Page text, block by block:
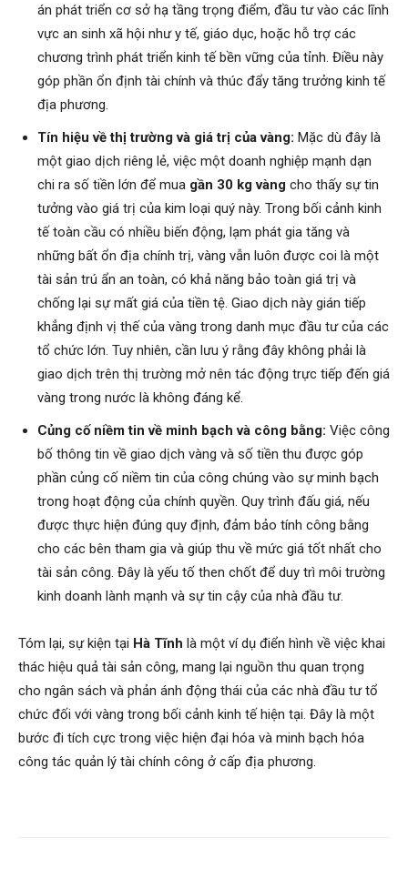
án phát triển cơ sở hạ tầng trọng điểm, đầu tư vào các lĩnh
vực an sinh xã hội như y tế, giáo dục, hoặc hỗ trợ các
chương trình phát triển kinh tế bền vững của tỉnh. Điều này
góp phần ổn định tài chính và thúc đẩy tăng trưởng kinh tế
địa phương.
Tín hiệu về thị trường và giá trị của vàng: Mặc dù đây là
một giao dịch riêng lẻ, việc một doanh nghiệp mạnh dạn
chi ra số tiền lớn để mua gần 30 kg vàng cho thấy sự tin
tưởng vào giá trị của kim loại quý này. Trong bối cảnh kinh
tế toàn cầu có nhiều biến động, lạm phát gia tăng và
những bất ổn địa chính trị, vàng vẫn luôn được coi là một
tài sản trú ẩn an toàn, có khả năng bảo toàn giá trị và
chống lại sự mất giá của tiền tệ. Giao dịch này gián tiếp
khẳng định vị thế của vàng trong danh mục đầu tư của các
tổ chức lớn. Tuy nhiên, cần lưu ý rằng đây không phải là
giao dịch trên thị trường mở nên tác động trực tiếp đến giá
vàng trong nước là không đáng kể.
Củng cố niềm tin về minh bạch và công bằng: Việc công
bố thông tin về giao dịch vàng và số tiền thu được góp
phần củng cố niềm tin của công chúng vào sự minh bạch
trong hoạt động của chính quyền. Quy trình đấu giá, nếu
được thực hiện đúng quy định, đảm bảo tính công bằng
cho các bên tham gia và giúp thu về mức giá tốt nhất cho
tài sản công. Đây là yếu tố then chốt để duy trì môi trường
kinh doanh lành mạnh và sự tin cậy của nhà đầu tư.
Tóm lại, sự kiện tại Hà Tĩnh là một ví dụ điển hình về việc khai
thác hiệu quả tài sản công, mang lại nguồn thu quan trọng
cho ngân sách và phản ánh động thái của các nhà đầu tư tổ
chức đối với vàng trong bối cảnh kinh tế hiện tại. Đây là một
bước đi tích cực trong việc hiện đại hóa và minh bạch hóa
công tác quản lý tài chính công ở cấp địa phương.